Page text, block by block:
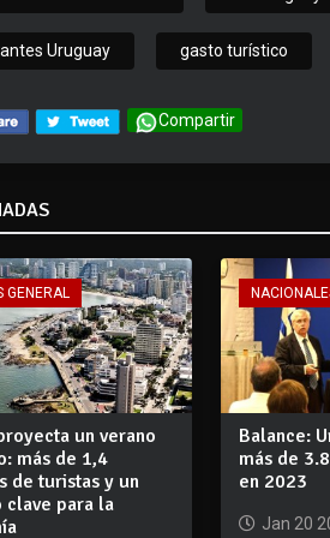
Uruguay gasto turístico
Compartir
GENERAL
un verano
más de 1,4
de turistas y un
clave para la
Balance:
más de
en 2023
Jan 20